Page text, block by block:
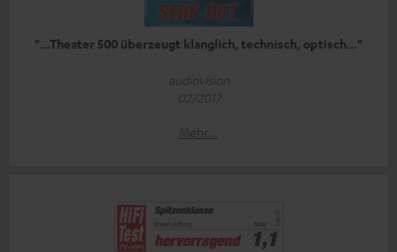
"...Theater 500 überzeugt klanglich, technisch, optisch..."
audiovision
02/2017
Mehr...